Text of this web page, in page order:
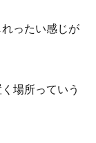
ったい感じが
場所っていう